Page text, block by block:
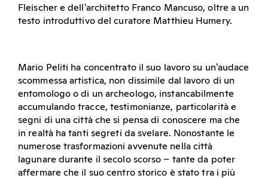
Fleischer e dell'architetto Franco Mancuso, oltre a un
testo introduttivo del curatore Matthieu Humery.
Mario Peliti ha concentrato il suo lavoro su un'audace
scommessa artistica, non dissimile dal lavoro di un
entomologo o di un archeologo, instancabilmente
accumulando tracce, testimonianze, particolarità e
segni di una città che si pensa di conoscere ma che
in realtà ha tanti segreti da svelare. Nonostante le
numerose trasformazioni avvenute nella città
lagunare durante il secolo scorso – tante da poter
affermare che il suo centro storico è stato tra i più